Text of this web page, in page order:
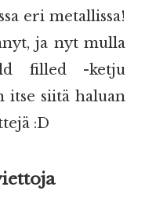
eri metallissa!
ja nyt mulla
filled -ketju
itse siitä haluan
:D